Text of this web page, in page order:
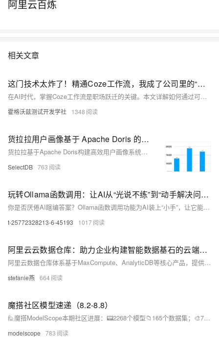
阿里云百炼
相关文章
这门技术太炸了！精通Coze工作流，我成了公司里的“稀缺人才”
在AI时代，掌握Coze工作流是职场跃迁的关键。本文详解如何通过可视化编排，将AI能力融入业务，实现从执行者到架构师的转变，成为企业不可或缺的“稀缺人才”。
霍格沃兹测试开发学社 1348
货拉拉用户画像基于 Apache Doris 的数据模型设计与实践
货拉拉基于Apache Doris构建高效用户画像系统，实现标签管理、人群圈选与行为分析的统一计算引擎，支持秒级响应与大规模数据导入，显著提升查询效率与系统稳定性，助力实时化、智能化运营升级。
SelectDB 763
玩转Ollama函数调用：让AI从“光说不练”到“动手解决问题”
你是否厌倦AI瞎编答案？Ollama函数调用功能为AI装上“小手”，让它能调用天气查询、计算器等自定义工具，先做事、再回答，告别胡说八道！本文手把手教你从零实现单次调用、并行调用、多轮智能体循环及流式响应，全程Python实战，小白也能轻松上手。
t-25772328213-6-45193 1017
阿里云云数据仓库：助力企业构建智能数据基石的云端利器 。阿里云云数据仓库优势与选型指南
阿里云数据仓库体系基于MaxCompute、AnalyticDB等核心产品，提供弹性敏捷的PB级数据处理能力，支持实时分析与智能决策。其六大优势包括无限弹性伸缩、极致性能表现、智能成本优化、全栈安全体系、生态无缝对接和AI增强分析，助力企业在数字经济时代应对数据爆发式增长的挑战。灵活透明的定价体系和行业实践案例展示了其在证券、新零售、物联网等领域的成功应用，为企业构建智能数据基座提供了清晰路径。
stefanie燕 664
魔搭社区模型速递（8.2-8.8）
🙋魔搭ModelScope本期社区进展：📟2268个模型📁165个数据集；🎨78个创新应用📄 13篇内容
modelscope 783